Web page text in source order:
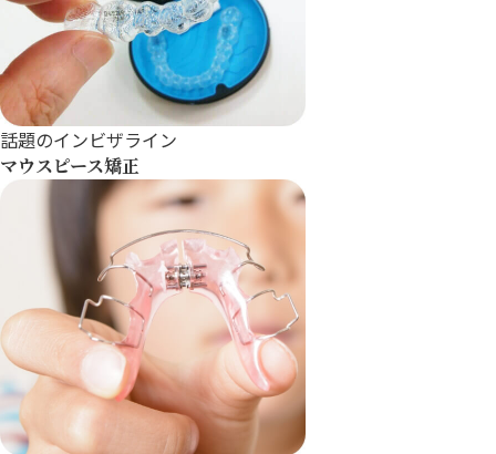
話題のインビザライン
マウスピース矯正